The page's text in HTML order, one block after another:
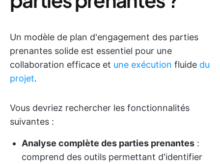
Un modèle de plan d'engagement des parties
prenantes solide est essentiel pour une
collaboration efficace et une exécution fluide du
projet.
Vous devriez rechercher les fonctionnalités
suivantes :
Analyse complète des parties prenantes :
comprend des outils permettant d'identifier